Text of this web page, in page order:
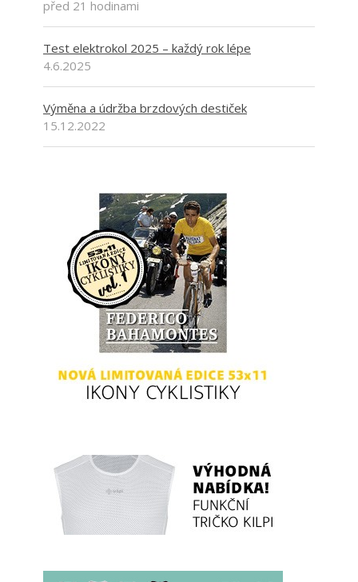
před 21 hodinami
Test elektrokol 2025 – každý rok lépe
4.6.2025
Výměna a údržba brzdových destiček
15.12.2022